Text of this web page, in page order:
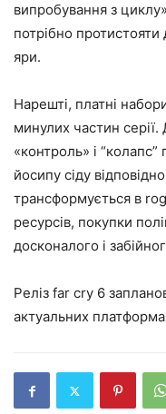
випробування з
потрібно протистояти
яри.
Нарешті, платні
минулих частин
«контроль» і “колапс”
йосипу сіду
трансформується в
ресурсів, покупки
досконалого і
Реліз far cry 6
актуальних